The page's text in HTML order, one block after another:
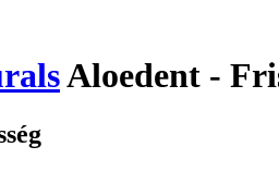
Aloedent -